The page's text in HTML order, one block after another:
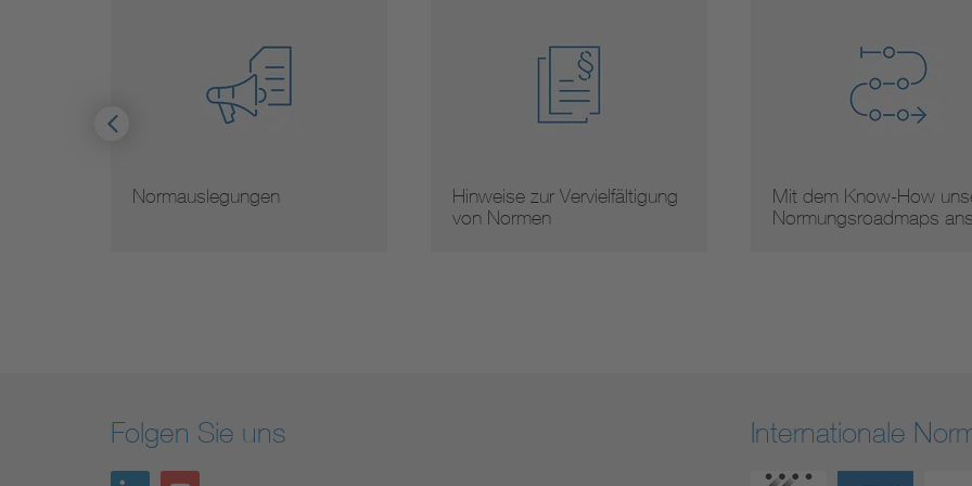
Normauslegungen
Hinweise zur Vervielfältigung
von Normen
Mit dem Know-How
Normungsroadmaps
Folgen Sie uns Internationale